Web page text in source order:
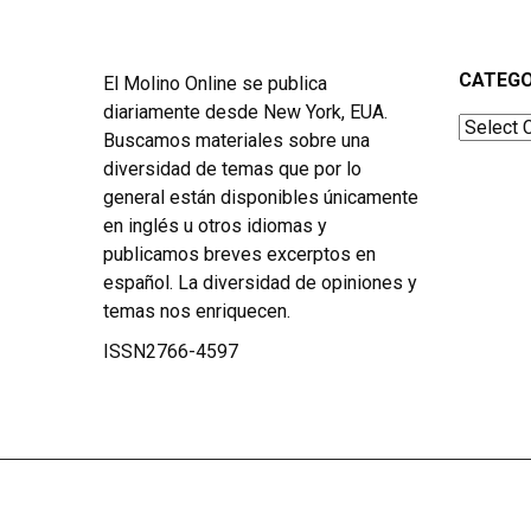
El Molino Online se publica
diariamente desde New York, EUA.
Buscamos materiales sobre una
diversidad de temas que por lo
general están disponibles únicamente
en inglés u otros idiomas y
publicamos breves excerptos en
español. La diversidad de opiniones y
temas nos enriquecen.
ISSN2766-4597